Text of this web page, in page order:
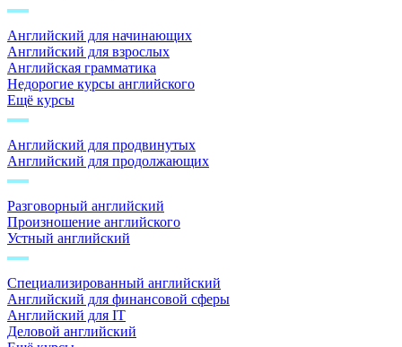
Английский для начинающих
Английский для взрослых
Английская грамматика
Недорогие курсы английского
Ещё курсы
Английский для продвинутых
Английский для продолжающих
Разговорный английский
Произношение английского
Устный английский
Специализированный английский
Английский для финансовой сферы
Английский для IT
Деловой английский